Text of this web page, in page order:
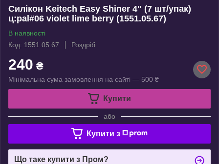
Силікон Keitech Easy Shiner 4" (7 шт/упак)
ц:pal#06 violet lime berry (1551.05.67)
В наявності
Код: 1551.05.67
Роздріб
240 ₴
Мінімальна сума замовлення на сайті — 500 ₴
Купити
або
Купити з
Що таке купити з Пром?